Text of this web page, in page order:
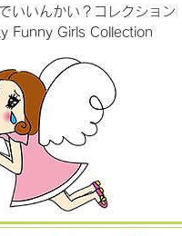
いいんかい？コレクション
Funny Girls Collection